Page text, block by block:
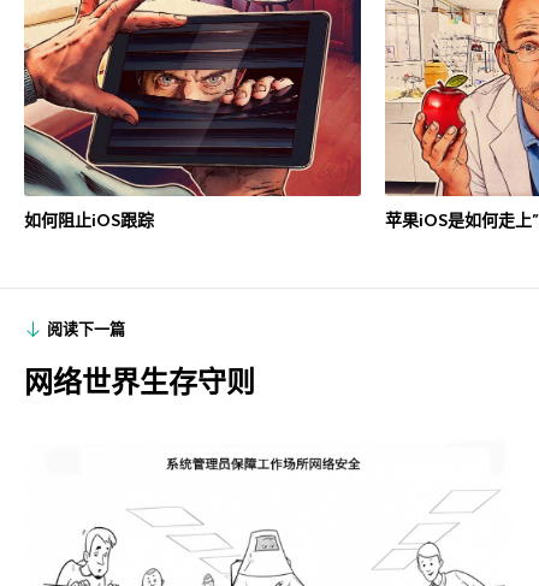
如何阻止iOS跟踪 苹果iOS是如何走上
阅读下一篇
网络世界生存守则